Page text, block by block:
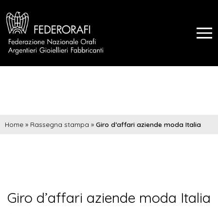
Home » Rassegna stampa » Giro d’affari aziende moda Italia
Giro d’affari aziende moda Italia